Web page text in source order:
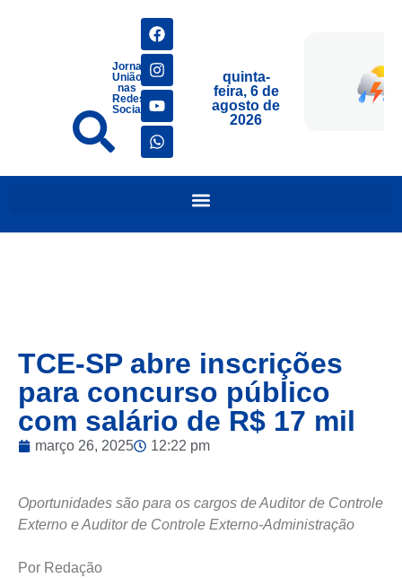
Jornais
União
nas
Redes
Sociais
quinta-
feira, 6 de
agosto de
2026
TCE-SP abre inscrições
para concurso público
com salário de R$ 17 mil
março 26, 2025 12:22 pm
Oportunidades são para os cargos de Auditor de Controle
Externo e Auditor de Controle Externo-Administração
Por Redação